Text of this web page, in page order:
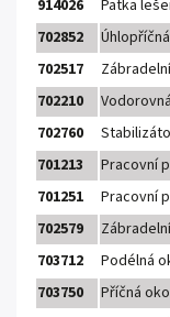
914026
Patka
702852
702517
702210
702760
701213
Pracovní
701251
Pracovní
702579
703712
Podélná
703750
Příčná